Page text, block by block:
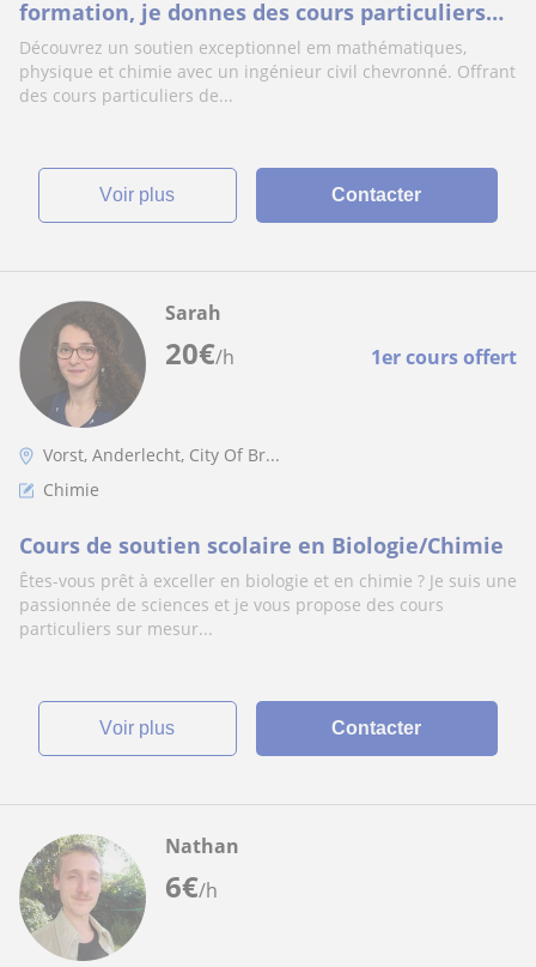
formation, je donnes des cours particuliers
en Maths, Physique er chimie
Découvrez un soutien exceptionnel em mathématiques,
physique et chimie avec un ingénieur civil chevronné. Offrant
des cours particuliers de...
voir plus Contacter
20€/h 1er cours offert
Sarah
Vorst, Anderlecht, City Of Br...
Chimie
Cours de soutien scolaire en Biologie/Chimie
Êtes-vous prêt à exceller en biologie et en chimie ? Je suis une
passionnée de sciences et je vous propose des cours
particuliers sur mesur...
voir plus Contacter
6€/h
Nathan